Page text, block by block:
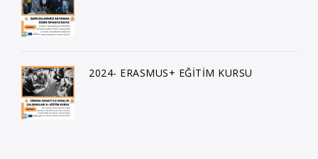
2024- ERASMUS+ EĞİTİM KURSU